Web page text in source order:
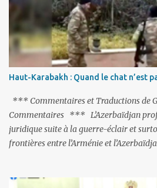
purge massive. Avec en perspective, une
suspendue au-dessus de la tête - la fin
à l’UE si la peine de mort est rétablie ;
envers les Etats-Unis : «Si Gülen n'est
sacrifieront les relations bilatérales à
prévenu le ministre turc de la Justice,
Haut-Karabakh : Quand le chat n’est
*** Commentaires et Traductions de
Commentaires *** L’Azerbaïdjan
juridique suite à la guerre-éclair et
frontières entre l’Arménie et
Gumri. On ne sait jamais si l’envie